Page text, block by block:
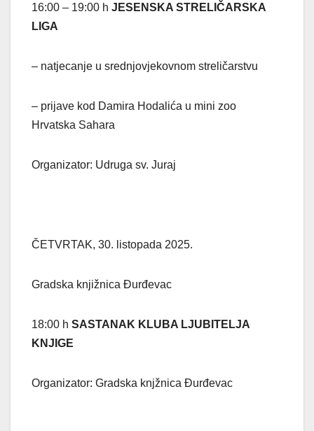
16:00 – 19:00 h JESENSKA STRELIČARSKA
LIGA
– natjecanje u srednjovjekovnom streličarstvu
– prijave kod Damira Hodalića u mini zoo
Hrvatska Sahara
Organizator: Udruga sv. Juraj
ČETVRTAK, 30. listopada 2025.
Gradska knjižnica Đurđevac
18:00 h SASTANAK KLUBA LJUBITELJA
KNJIGE
Organizator: Gradska knjžnica Đurđevac